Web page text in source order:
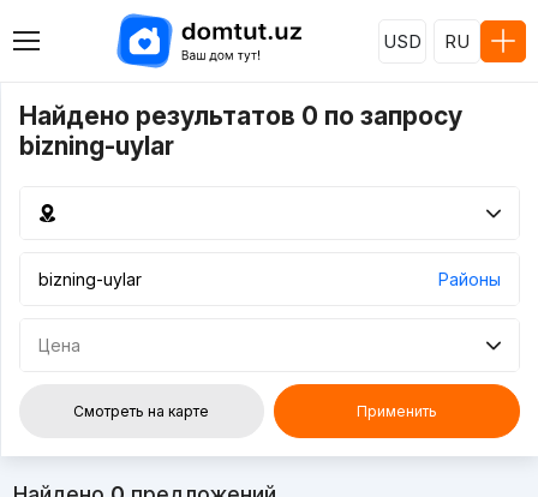
USD RU
Найдено результатов 0 по запросу
bizning-uylar
Районы
Цена
Смотреть на карте Применить